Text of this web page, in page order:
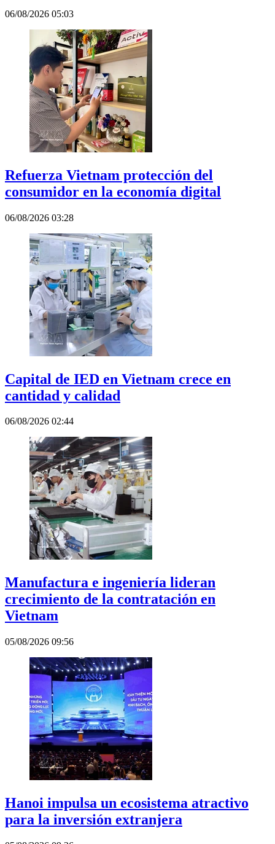
06/08/2026 05:03
Refuerza Vietnam protección del
consumidor en la economía digital
06/08/2026 03:28
Capital de IED en Vietnam crece en
cantidad y calidad
06/08/2026 02:44
Manufactura e ingeniería lideran
crecimiento de la contratación en
Vietnam
05/08/2026 09:56
Hanoi impulsa un ecosistema atractivo
para la inversión extranjera